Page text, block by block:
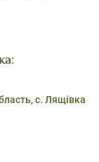
с. Лящівка